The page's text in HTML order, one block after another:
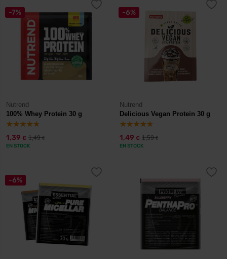
-7%
Nutrend
100% Whey Protein 30 g
1,39 € 1,49€
EN STOCK
-6%
Nutrend
Delicious Vegan Protein 30 g
1,49 € 1,59€
EN STOCK
-6%